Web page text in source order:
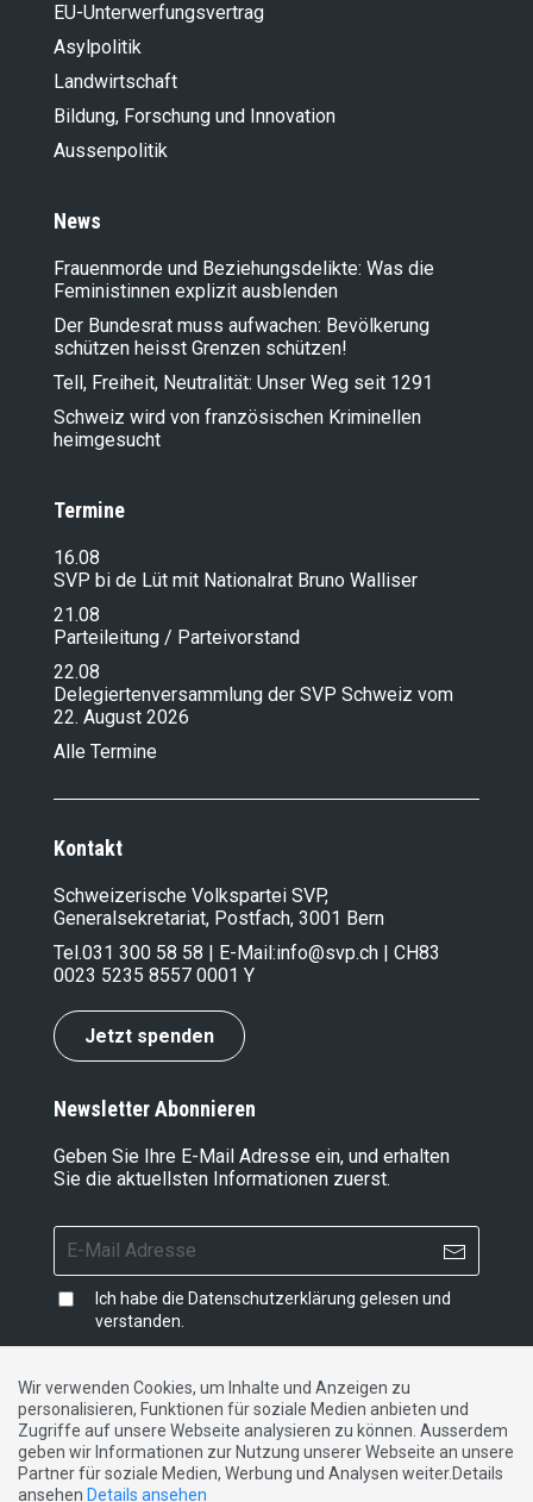
EU-Unterwerfungsvertrag
Asylpolitik
Landwirt­schaft
Bildung, Forschung und Innovation
Aussenpolitik
News
Frauenmorde und Beziehungsdelikte: Was die
Feministinnen explizit ausblenden
Der Bundesrat muss aufwachen: Bevölkerung
schützen heisst Grenzen schützen!
Tell, Freiheit, Neutralität: Unser Weg seit 1291
Schweiz wird von französischen Kriminellen
heimgesucht
Termine
16.08
SVP bi de Lüt mit Nationalrat Bruno Walliser
21.08
Parteileitung / Parteivorstand
22.08
Delegiertenversammlung der SVP Schweiz vom
22. August 2026
Alle Termine
Kontakt
Schweizerische Volkspartei SVP,
Generalsekretariat, Postfach, 3001 Bern
Tel.031 300 58 58 | E-Mail:info@svp.ch | CH83
0023 5235 8557 0001 Y
Jetzt spenden
Newsletter Abonnieren
Geben Sie Ihre E-Mail Adresse ein, und erhalten
Sie die aktuellsten Informationen zuerst.
Ich habe die Datenschutzerklärung gelesen und
verstanden.
Impressum|Datenschutzerklärung|Kontakt
DE FR IT
Wir verwenden Cookies, um Inhalte und Anzeigen zu
personalisieren, Funktionen für soziale Medien anbieten und
Zugriffe auf unsere Webseite analysieren zu können. Ausserdem
geben wir Informationen zur Nutzung unserer Webseite an unsere
Partner für soziale Medien, Werbung und Analysen weiter.Details
ansehen Details ansehen